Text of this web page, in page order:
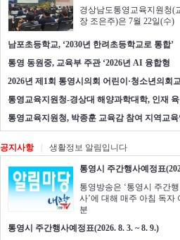
경상남도통영교육지원청(
장 조은주)은 7월 22일(수)
남포초등학교, ‘2030년 한려초등학교로 통합’
통영 동원중, 교육부 주관 ‘2026년 AI 융합형
2026년 제1회 통영시의회 어린이·청소년의회교
통영교육지원청-경상대 해양과학대학, 인재
통영교육지원청, 박종훈 교육감 참여 지역교육
공지사항 | 생활정보 알림입니다
통영시 주간행사예정표
통영방송은 ‘통영시 주간행
사’에 대해 매주 아침 독자
분
통영시 주간행사예정표(2026. 8. 3. ~ 8. 9.)